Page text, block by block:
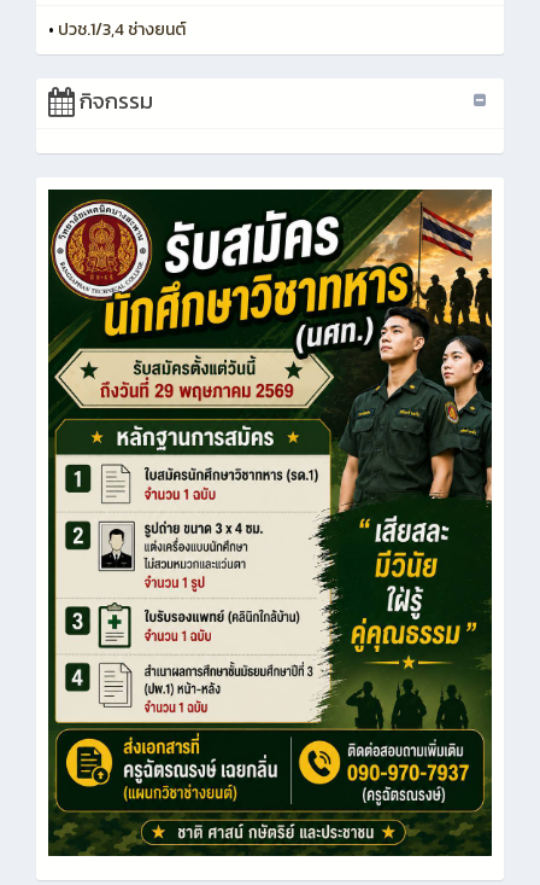
• ปวช.1/3,4 ช่างยนต์
กิจกรรม